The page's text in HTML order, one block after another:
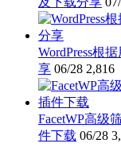
WordPress根
享 06/28 2,816
FacetWP高级
件下载 06/28